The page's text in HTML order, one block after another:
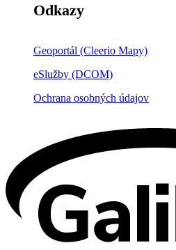
Odkazy
Geoportál (Cleerio Mapy)
eSlužby (DCOM)
Ochrana osobných údajov